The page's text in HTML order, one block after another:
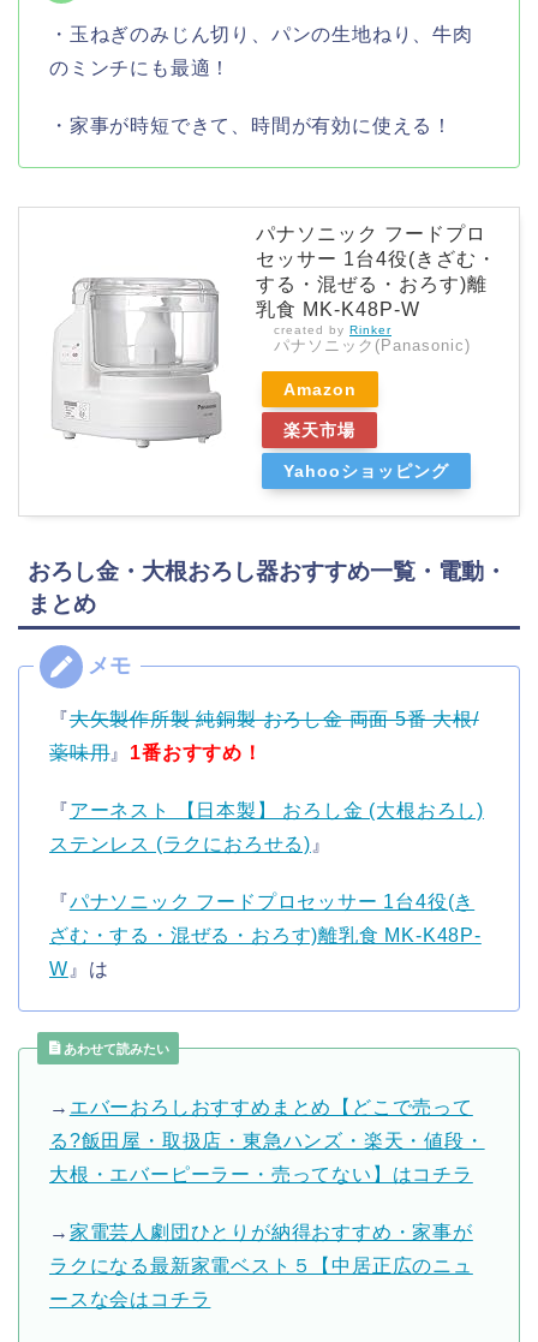
・玉ねぎのみじん切り、パンの生地ねり、牛肉
のミンチにも最適！
・家事が時短できて、時間が有効に使える！
パナソニック フードプロ
セッサー 1台4役(きざむ・
する・混ぜる・おろす)離
乳食 MK-K48P-W
created by Rinker
パナソニック(Panasonic)
Amazon
楽天市場
Yahooショッピング
おろし金・大根おろし器おすすめ一覧・電動・
まとめ
『大矢製作所製 純銅製 おろし金 両面 5番 大根/
薬味用』 1番おすすめ！
『アーネスト 【日本製】 おろし金 (大根おろし)
ステンレス (ラクにおろせる) 』
『パナソニック フードプロセッサー 1台4役(き
ざむ・する・混ぜる・おろす)離乳食 MK-K48P-
W 』は
あわせて読みたい
→ エバーおろしおすすめまとめ【どこで売って
る?飯田屋・取扱店・東急ハンズ・楽天・値段・
大根・エバーピーラー・売ってない】はコチラ
→ 家電芸人劇団ひとりが納得おすすめ・家事が
ラクになる最新家電ベスト５【中居正広のニュ
ースな会はコチラ